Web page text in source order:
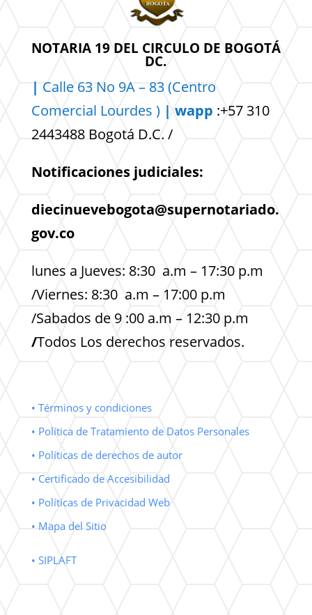
NOTARIA 19 DEL CIRCULO DE BOGOTÁ
DC.
| Calle 63 No 9A – 83 (Centro
Comercial Lourdes ) | wapp :+57 310
2443488 Bogotá D.C. /
Notificaciones judiciales:
diecinuevebogota@supernotariado.
gov.co
lunes a Jueves: 8:30 a.m – 17:30 p.m
/Viernes: 8:30 a.m – 17:00 p.m
/Sabados de 9 :00 a.m – 12:30 p.m
/Todos Los derechos reservados.
• Términos y condiciones
• Política de Tratamiento de Datos Personales
• Políticas de derechos de autor
• Certificado de Accesibilidad
• Políticas de Privacidad Web
• Mapa del Sitio
• SIPLAFT